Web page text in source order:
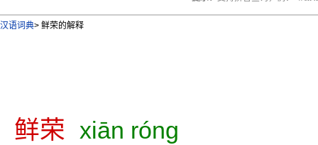
汉语词典> 鲜荣的解释
鲜荣 xiān róng